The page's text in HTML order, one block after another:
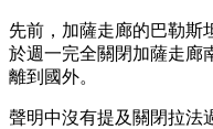
先前，加薩走廊的巴勒斯
於週一完全關閉加薩走廊
離到國外。
聲明中沒有提及關閉拉法